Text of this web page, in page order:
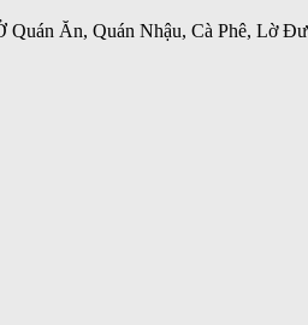
Quán Ăn, Quán Nhậu, Cà Phê, Lờ